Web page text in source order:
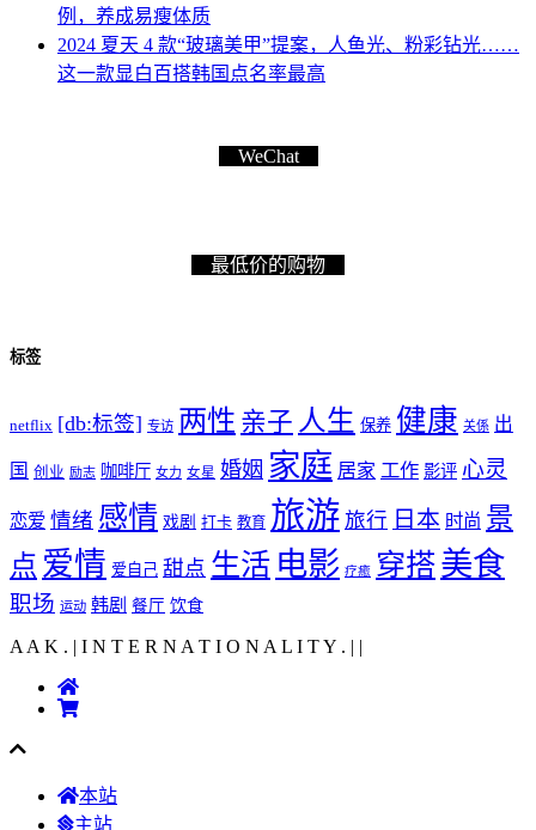
例，养成易瘦体质
2024 夏天 4 款“玻璃美甲”提案，人鱼光、粉彩钻光……
这一款显白百搭韩国点名率最高
WeChat
最低价的购物
标签
netflix [db:标签] 专访 两性 亲子 人生 保养 健康 关係 出
国 创业 励志 咖啡厅 女力 女星 婚姻 家庭 居家 工作 影评 心灵
恋爱 情绪 感情 戏剧 打卡 教育 旅游 旅行 日本 时尚 景
点 爱情 爱自己 甜点 生活 电影 疗癒 穿搭美食
职场 运动 韩剧 餐厅 饮食
A A K . | I N T E R N A T I O N A L I T Y . | |
本站
主站